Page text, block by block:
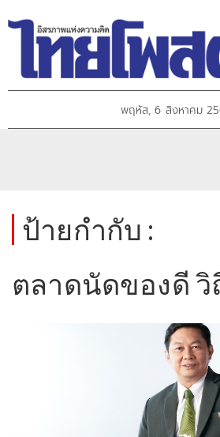
พฤหัส, 6 สิงหาคม
ป้ายกำกับ :
ตลาดนัดของดี